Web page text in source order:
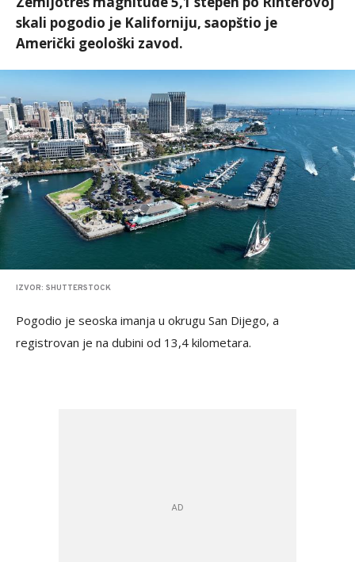
skali pogodio je Kaliforniju, saopštio je
Američki geološki zavod.
IZVOR: SHUTTERSTOCK
Pogodio je seoska imanja u okrugu San Dijego, a
registrovan je na dubini od 13,4 kilometara.